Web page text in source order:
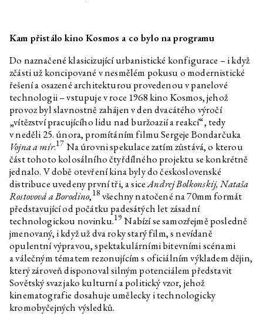
Kam přistálo kino Kosmos a co bylo na programu
Do naznačené klasicizující urbanistické konfigurace – i když
zčásti už koncipované v nesmělém pokusu o modernistické
řešení a osazené architekturou provedenou v panelové
technologii – vstupuje v roce 1968 kino Kosmos, jehož
provoz byl slavnostně zahájen v den dvacátého výročí
„vítězství pracujícího lidu nad buržoazií a reakcí“, tedy
v neděli 25. února, promítáním filmu Sergeje Bondarčuka
Vojna a mír.17 Na úrovni spekulace zatím zůstává, o kterou
část tohoto kolosálního čtyřdílného projektu se konkrétně
jednalo. V době otevření kina byly do československé
distribuce uvedeny první tři, a siceAndrej Bolkonskij, Nataša
Rostovová a Borodino,18 všechny natočené na 70mm formát
představující od počátku padesátých let zásadní
technologickou novinku.19 Nabízí se samozřejmě posledně
jmenovaný, i když už dva roky starý film, s nevídaně
opulentní výpravou, spektakulárními bitevními scénami
a válečným tématem rezonujícím s oficiálním výkladem dějin,
který zároveň disponoval silným potenciálem představit
Sovětský svaz jako kulturní a politický vzor, jehož
kinematografie dosahuje umělecky i technologicky
kromobyčejných výsledků.